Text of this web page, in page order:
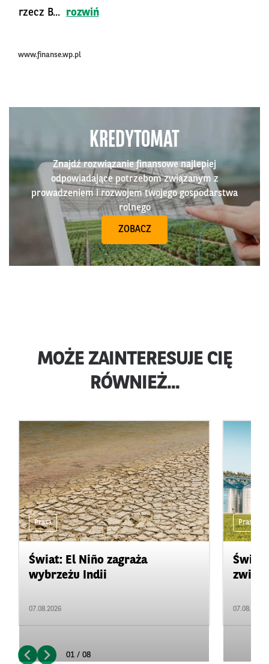
rzecz B...
rozwiń
www.finanse.wp.pl
KREDYTOMAT
Znajdź rozwiązanie finansowe najlepiej
odpowiadające potrzebom związanym z
prowadzeniem i rozwojem twojego gospodarstwa
rolnego
ZOBACZ
MOŻE ZAINTERESUJE CIĘ
RÓWNIEŻ...
Prasa
Świat: El Niño zagraża
wybrzeżu Indii
07.08.2026
Prasa
07.08.2026
01 / 08